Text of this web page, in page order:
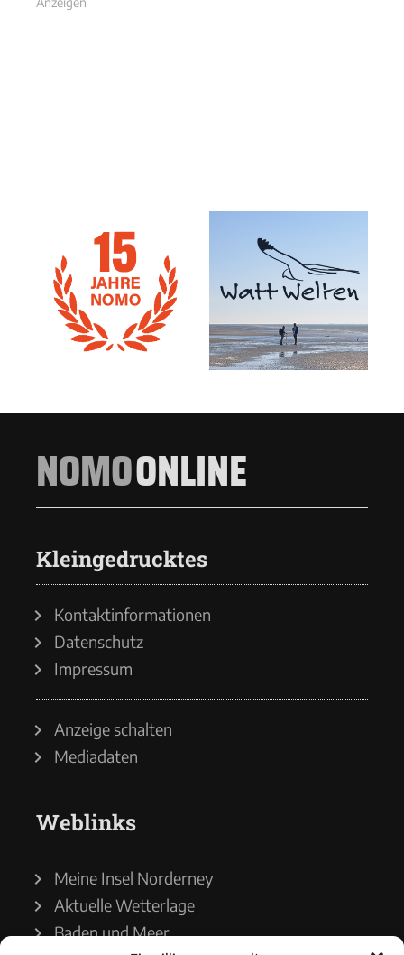
NOMOONLINE
Kleingedrucktes
Kontaktinformationen
Datenschutz
Impressum
Anzeige schalten
Mediadaten
Weblinks
Meine Insel Norderney
Aktuelle Wetterlage
Baden und Meer